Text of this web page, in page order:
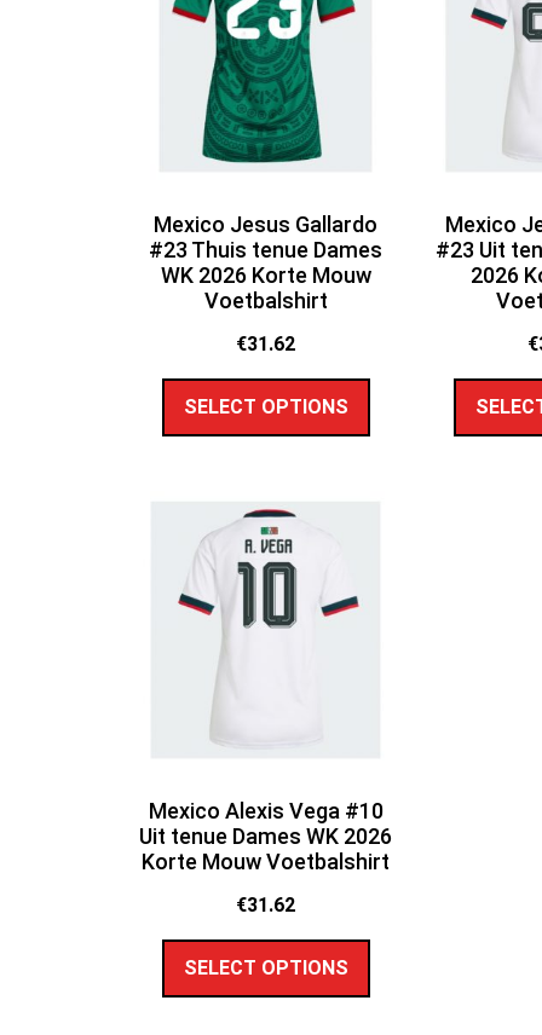
Mexico Jesus Gallardo
#23 Thuis tenue Dames
WK 2026 Korte Mouw
Voetbalshirt
€31.62
SELECT OPTIONS
Mexico
#23 Uit
2026
€
Mexico Alexis Vega #10
Uit tenue Dames WK 2026
Korte Mouw Voetbalshirt
€31.62
SELECT OPTIONS